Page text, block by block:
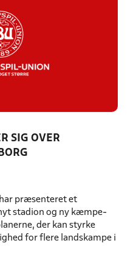
SIG OVER
præsenteret et
stadion og ny kæmpe-
der kan styrke
for flere landskampe i